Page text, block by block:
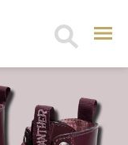
Search